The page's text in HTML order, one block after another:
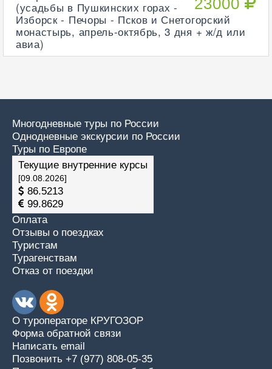
23000
(усадьбы в Пушкинских горах -
Изборск - Печоры - Псков и Снетогорский
монастырь, апрель-октябрь, 3 дня + ж/д или
авиа)
Многодневные туры по России
Однодневные экскурсии по России
Туры по Европе
Текущие внутренние курсы
[09.08.2026]
86.5213
99.8629
Оплата
Отзывы о поездках
Туристам
Турагенствам
Отказ от поездки
О туроператоре КРУГОЗОР
Форма обратной связи
Написать email
Позвонить +7 (977) 808-05-35